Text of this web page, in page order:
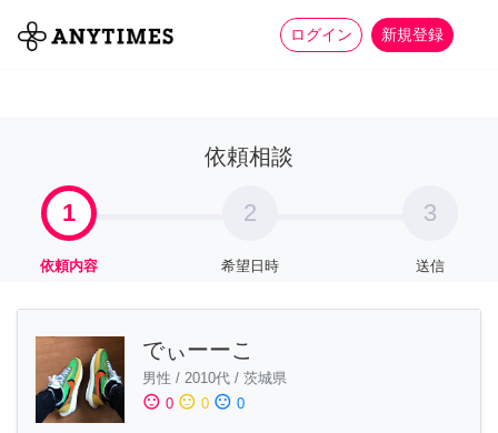
ログイン 新規登録
全て 家事 more_horiz
依頼相談
1
依頼内容
2
希望日時
3
送信
でぃーーこ
男性 / 2010代 / 茨城県
sentiment_satisfied 0 sentiment_neutral 0 sentiment_dissatisfied 0